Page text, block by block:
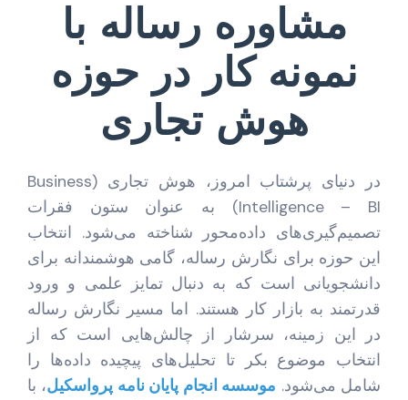
مشاوره رساله با
نمونه کار در حوزه
هوش تجاری
در دنیای پرشتاب امروز، هوش تجاری (Business
Intelligence – BI) به عنوان ستون فقرات
تصمیم‌گیری‌های داده‌محور شناخته می‌شود. انتخاب
این حوزه برای نگارش رساله، گامی هوشمندانه برای
دانشجویانی است که به دنبال تمایز علمی و ورود
قدرتمند به بازار کار هستند. اما مسیر نگارش رساله
در این زمینه، سرشار از چالش‌هایی است که از
انتخاب موضوع بکر تا تحلیل‌های پیچیده داده‌ها را
شامل می‌شود. موسسه انجام پایان نامه پرواسکیل، با